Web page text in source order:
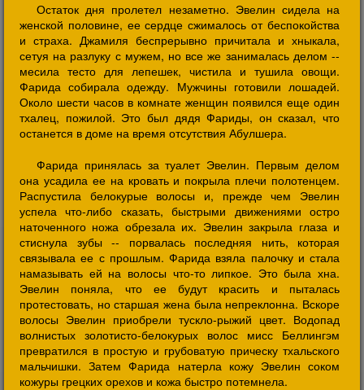
Остаток дня пролетел незаметно. Эвелин сидела на
женской половине, ее сердце сжималось от беспокойства
и страха. Джамиля беспрерывно причитала и хныкала,
сетуя на разлуку с мужем, но все же занималась делом --
месила тесто для лепешек, чистила и тушила овощи.
Фарида собирала одежду. Мужчины готовили лошадей.
Около шести часов в комнате женщин появился еще один
тхалец, пожилой. Это был дядя Фариды, он сказал, что
останется в доме на время отсутствия Абулшера.
Фарида принялась за туалет Эвелин. Первым делом
она усадила ее на кровать и покрыла плечи полотенцем.
Распустила белокурые волосы и, прежде чем Эвелин
успела что-либо сказать, быстрыми движениями остро
наточенного ножа обрезала их. Эвелин закрыла глаза и
стиснула зубы -- порвалась последняя нить, которая
связывала ее с прошлым. Фарида взяла палочку и стала
намазывать ей на волосы что-то липкое. Это была хна.
Эвелин поняла, что ее будут красить и пыталась
протестовать, но старшая жена была непреклонна. Вскоре
волосы Эвелин приобрели тускло-рыжий цвет. Водопад
волнистых золотисто-белокурых волос мисс Беллингэм
превратился в простую и грубоватую прическу тхальского
мальчишки. Затем Фарида натерла кожу Эвелин соком
кожуры грецких орехов и кожа быстро потемнела.